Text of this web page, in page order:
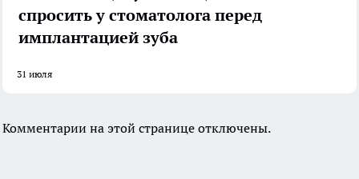
спросить у стоматолога перед
имплантацией зуба
31 июля
Комментарии на этой странице отключены.